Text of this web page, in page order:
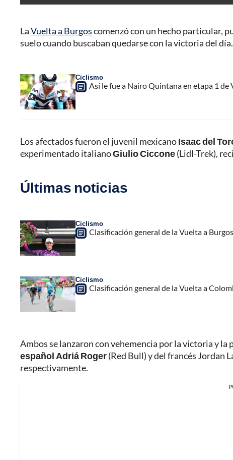
LaVuelta a Burgoscomenzó con un hecho particular,
suelo cuando buscaban quedarse con la victoria del día.
Ciclismo
Así le fue a Nairo Quintana en etapa 1
Los afectados fueron el juvenil mexicanoIsaac del
experimentado italianoGiulio Ciccone(Lidl-Trek),
Últimas noticias
Ciclismo
Clasificación general de la Vuelta a
Ciclismo
Clasificación general de la Vuelta a
Ambos se lanzaron con vehemencia por la victoria y
español Adriá Roger(Red Bull) y del francés Jordan
respectivamente.